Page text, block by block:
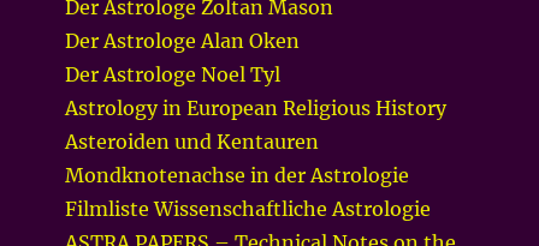
Der Astrologe Zoltan Mason
Der Astrologe Alan Oken
Der Astrologe Noel Tyl
Astrology in European Religious History
Asteroiden und Kentauren
Mondknotenachse in der Astrologie
Filmliste Wissenschaftliche Astrologie